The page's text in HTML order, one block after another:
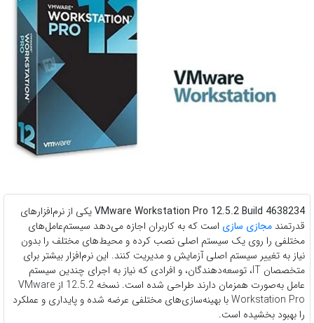
VMware Workstation Pro 12.5.2 Build 4638234یکی از نرم‌افزارهای
قدرتمند مجازی سازی است که به کاربران اجازه می‌دهد سیستم‌عامل‌های
مختلفی را روی یک سیستم اصلی نصب کرده و محیط‌های مختلف را بدون
نیاز به تغییر سیستم اصلی آزمایش و مدیریت کنند. این نرم‌افزار بیشتر برای
متخصصان IT، توسعه‌دهندگان، و افرادی که نیاز به اجرای چندین سیستم
عامل به‌صورت همزمان دارند طراحی شده است. نسخه 12.5.2 از VMware
Workstation Pro با بهینه‌سازی‌های مختلفی عرضه شده و پایداری و عملکرد
را بهبود بخشیده است.